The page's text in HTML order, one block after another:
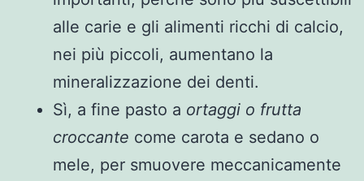
alle carie e gli alimenti ricchi di calcio,
nei più piccoli, aumentano la
mineralizzazione dei denti.
Sì, a fine pasto a ortaggi o frutta
croccante come carota e sedano o
mele, per smuovere meccanicamente